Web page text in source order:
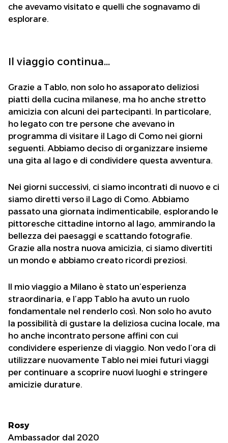
che avevamo visitato e quelli che sognavamo di
esplorare.
Il viaggio continua...
Grazie a Tablo, non solo ho assaporato deliziosi
piatti della cucina milanese, ma ho anche stretto
amicizia con alcuni dei partecipanti. In particolare,
ho legato con tre persone che avevano in
programma di visitare il Lago di Como nei giorni
seguenti. Abbiamo deciso di organizzare insieme
una gita al lago e di condividere questa avventura.
Nei giorni successivi, ci siamo incontrati di nuovo e ci
siamo diretti verso il Lago di Como. Abbiamo
passato una giornata indimenticabile, esplorando le
pittoresche cittadine intorno al lago, ammirando la
bellezza dei paesaggi e scattando fotografie.
Grazie alla nostra nuova amicizia, ci siamo divertiti
un mondo e abbiamo creato ricordi preziosi.
Il mio viaggio a Milano è stato un’esperienza
straordinaria, e l’app Tablo ha avuto un ruolo
fondamentale nel renderlo così. Non solo ho avuto
la possibilità di gustare la deliziosa cucina locale, ma
ho anche incontrato persone affini con cui
condividere esperienze di viaggio. Non vedo l’ora di
utilizzare nuovamente Tablo nei miei futuri viaggi
per continuare a scoprire nuovi luoghi e stringere
amicizie durature.
Rosy
Ambassador dal 2020